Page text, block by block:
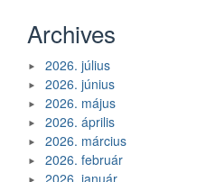
Archives
2026. július
2026. június
2026. május
2026. április
2026. március
2026. február
2026. január